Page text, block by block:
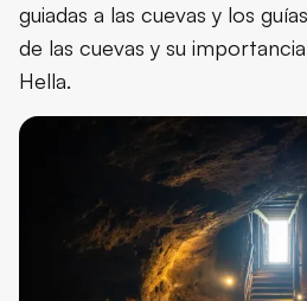
guiadas a las cuevas y los
de las cuevas y su
Hella.